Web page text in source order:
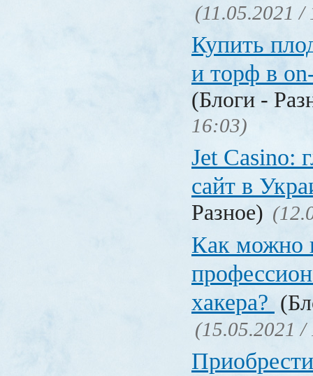
(11.05.2021 /
Купить
и торф в
(Блоги -
16:03)
Jet Сasino:
сайт в
Разное)
Как можно
хакера?
(15.05.2021 /